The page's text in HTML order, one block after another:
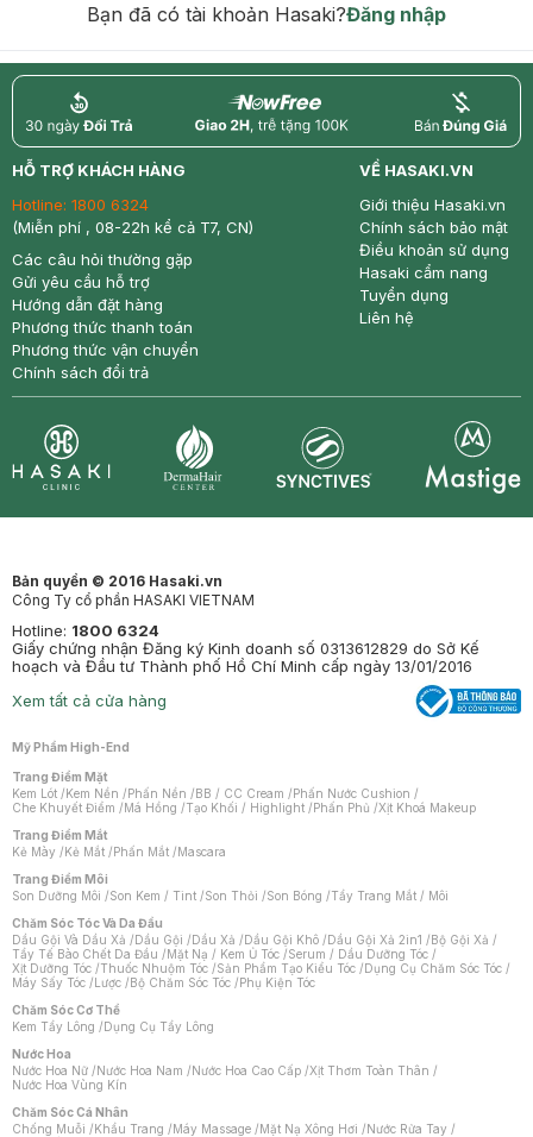
Bạn đã có tài khoản Hasaki?Đăng nhập
return nowfree price
HỖ TRỢ KHÁCH HÀNG
Hotline: 1800 6324
(Miễn phí , 08-22h kể cả T7, CN)
Các câu hỏi thường gặp
Gửi yêu cầu hỗ trợ
Hướng dẫn đặt hàng
Phương thức thanh toán
Phương thức vận chuyển
Chính sách đổi trả
VỀ HASAKI.VN
Giới thiệu Hasaki.vn
Chính sách bảo mật
Điều khoản sử dụng
Hasaki cẩm nang
Tuyển dụng
Liên hệ
Bản quyền © 2016 Hasaki.vn
Công Ty cổ phần HASAKI VIETNAM
Hotline: 1800 6324
Giấy chứng nhận Đăng ký Kinh doanh số 0313612829 do Sở Kế
hoạch và Đầu tư Thành phố Hồ Chí Minh cấp ngày 13/01/2016
Xem tất cả cửa hàng
Mỹ Phẩm High-End
Trang Điểm Mặt
Kem Lót /Kem Nền /Phấn Nền /BB / CC Cream /Phấn Nước Cushion /
Che Khuyết Điểm /Má Hồng /Tạo Khối / Highlight /Phấn Phủ /Xịt Khoá Makeup
Trang Điểm Mắt
Kẻ Mày /Kẻ Mắt /Phấn Mắt /Mascara
Trang Điểm Môi
Son Dưỡng Môi /Son Kem / Tint /Son Thỏi /Son Bóng /Tẩy Trang Mắt / Môi
Chăm Sóc Tóc Và Da Đầu
Dầu Gội Và Dầu Xả /Dầu Gội /Dầu Xả /Dầu Gội Khô /Dầu Gội Xả 2in1 /Bộ Gội Xả /
Tẩy Tế Bào Chết Da Đầu /Mặt Nạ / Kem Ủ Tóc /Serum / Dầu Dưỡng Tóc /
Xịt Dưỡng Tóc /Thuốc Nhuộm Tóc /Sản Phẩm Tạo Kiểu Tóc /Dụng Cụ Chăm Sóc Tóc /
Máy Sấy Tóc /Lược /Bộ Chăm Sóc Tóc /Phụ Kiện Tóc
Chăm Sóc Cơ Thể
Kem Tẩy Lông /Dụng Cụ Tẩy Lông
Nước Hoa
Nước Hoa Nữ /Nước Hoa Nam /Nước Hoa Cao Cấp /Xịt Thơm Toàn Thân /
Nước Hoa Vùng Kín
Chăm Sóc Cá Nhân
Chống Muỗi /Khẩu Trang /Máy Massage /Mặt Nạ Xông Hơi /Nước Rửa Tay /